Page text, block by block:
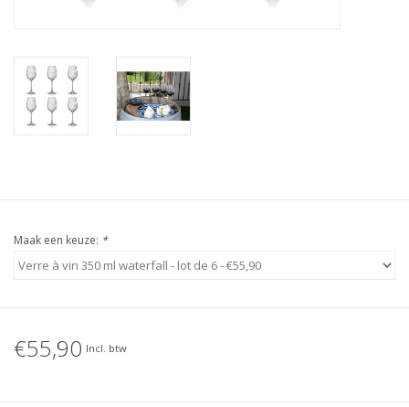
Maak een keuze: *
€55,90 Incl. btw